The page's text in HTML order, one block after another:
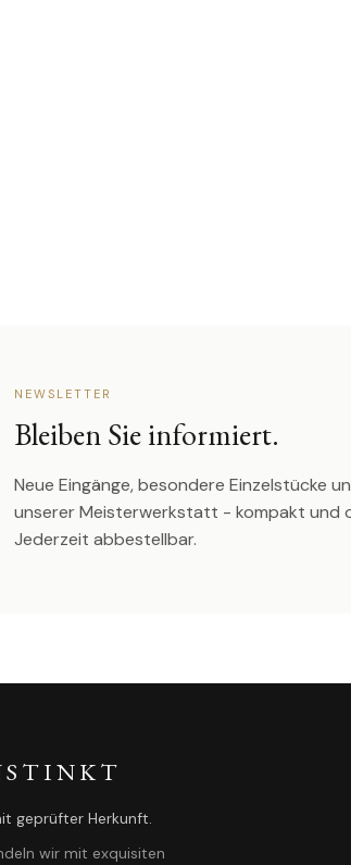
NEWSLETTER
Bleiben Sie informiert.
Neue Eingänge, besondere Einzelstücke
unserer Meisterwerkstatt - kompakt und
Jederzeit abbestellbar.
geprüfter Herkunft.
wir mit exquisiten